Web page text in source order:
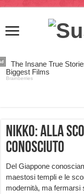
Nikko: alla
conosciuto
Del Giappone
maestosi templi e le
modernità, ma fermarsi